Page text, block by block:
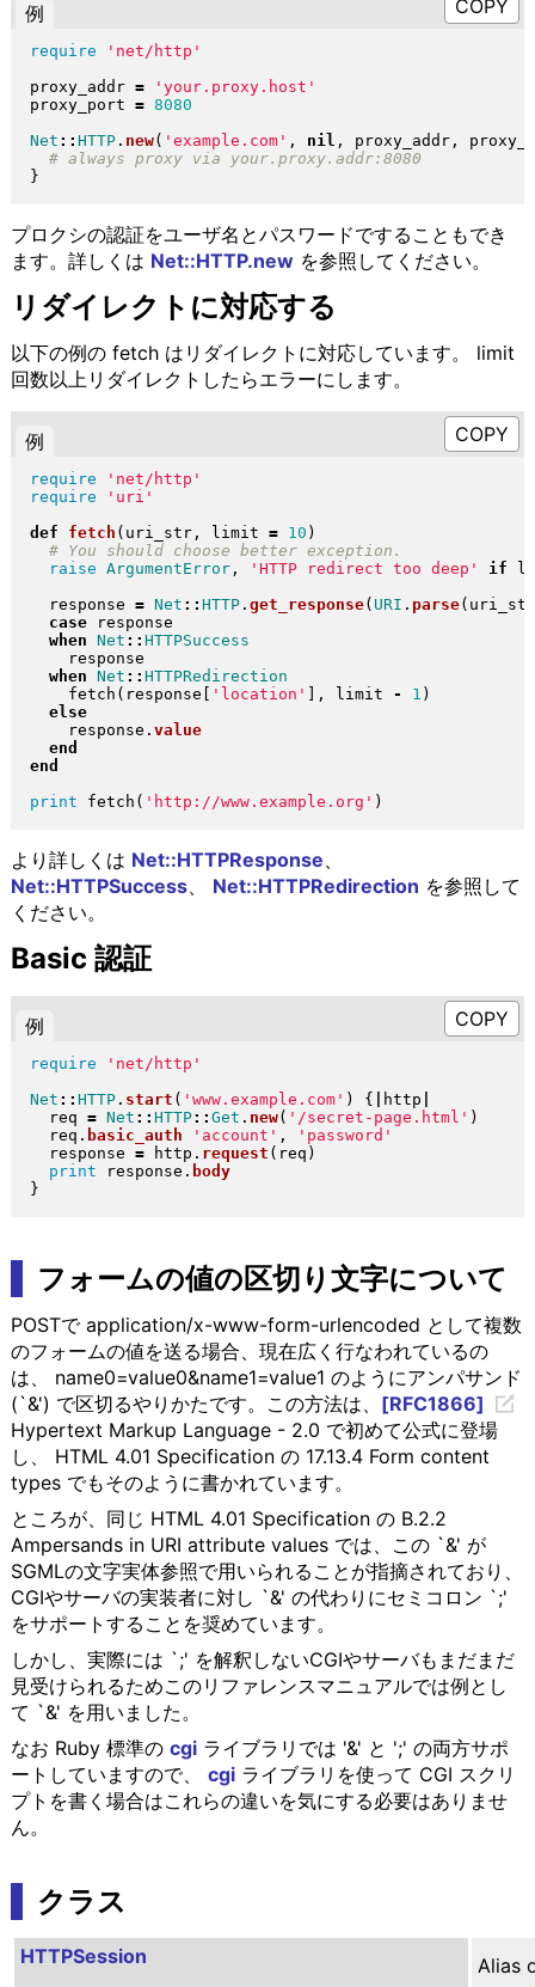
例
require
'net/http'
proxy_addr =
'your.proxy.host'
proxy_port = 8080
Net :: HTTP. new( 'example.com' , nil , proxy_addr,
}
プロクシの認証をユーザ名とパスワードですることもでき
ます。詳しくは Net::HTTP.newを参照してください。
リダイレクトに対応する
以下の例の fetch はリダイレクトに対応しています。 limit
回数以上リダイレクトしたらエラーにします。
例
require
'net/http'
require
'uri'
def
fetch ( uri_str, limit = 10 )
raise ArgumentError, 'HTTP redirect too deep' if
  response
= Net :: HTTP. get_response( URI . parse( uri_str
case response
when Net :: HTTPSuccess
    response
when Net :: HTTPRedirection
    fetch
( response 'location' , limit - 1 )
else
    response
. value
end
end
print fetch ( 'http://www.example.org' )
より詳しくは Net::HTTPResponse、
Net::HTTPSuccess、 Net::HTTPRedirection を参照して
ください。
Basic 認証
例
require
'net/http'
Net :: HTTP. start ( 'www.example.com' ) { http
  req
= Net :: HTTP:: Get . new( '/secret-page.html' )
  req
. basic_auth 'account' ,
'password'
  response
= http . request ( req )
print response . body
}
フォームの値の区切り文字について
POSTで application/x-www-form-urlencoded として複数
のフォームの値を送る場合、現在広く行なわれているの
は、 name0=value0&name1=value1 のようにアンパサンド
(`&') で区切るやりかたです。この方法は、 [RFC1866]
Hypertext Markup Language - 2.0 で初めて公式に登場
し、 HTML 4.01 Specification の 17.13.4 Form content
types でもそのように書かれています。
ところが、同じ HTML 4.01 Specification の B.2.2
Ampersands in URI attribute values では、この `&' が
SGMLの文字実体参照で用いられることが指摘されており、
CGIやサーバの実装者に対し `&' の代わりにセミコロン `;'
をサポートすることを奨めています。
しかし、実際には `;' を解釈しないCGIやサーバもまだまだ
見受けられるためこのリファレンスマニュアルでは例とし
て `&' を用いました。
なお Ruby 標準の cgiライブラリでは '&' と ';' の両方サポ
ートしていますので、 cgiライブラリを使って CGI スクリ
プトを書く場合はこれらの違いを気にする必要はありませ
ん。
クラス
HTTPSession Alias